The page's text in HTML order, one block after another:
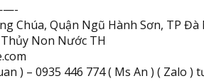
Chúa, Quận Ngũ Hành Sơn, TP Đà
Non Nước TH
) – 0935 446 774 ( Ms An ) ( Zalo )